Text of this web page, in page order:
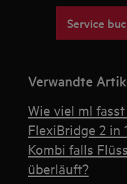
Service
Verwandte
Wie viel ml
FlexiBridge 2 in
Kombi falls
überläuft?